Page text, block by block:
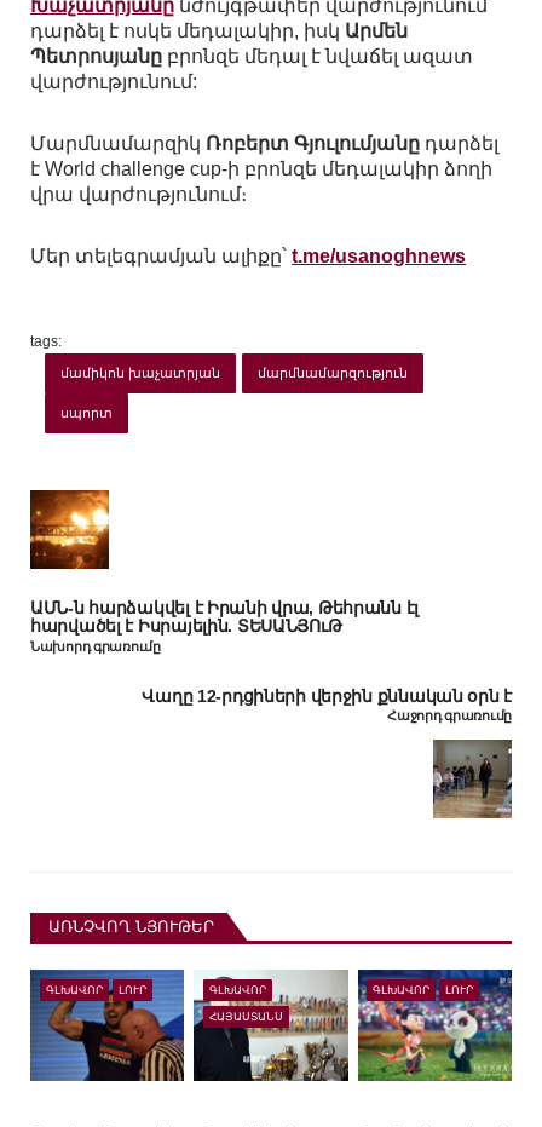
Խաչատրյանընժույգթափեր վարժությունում
դարձել է ոսկե մեդալակիր, իսկ Արմեն
Պետրոսյանը բրոնզե մեդալ է նվաճել ազատ
վարժությունում:
Մարմնամարզիկ Ռոբերտ Գյուլումյանը դարձել
է World challenge cup-ի բրոնզե մեդալակիր ձողի
վրա վարժությունում։
Մեր տելեգրամյան ալիքը՝ t.me/usanoghnews
tags:
մամիկոն խաչատրյան մարմնամարզություն
սպորտ
ԱՄՆ-ն հարձակվել է Իրանի վրա, Թեհրանն էլ
հարվածել է Իսրայելին. ՏԵՍԱՆՅՈւԹ
Նախորդ գրառումը
Վաղը 12-րդցիների վերջին քննական օրն է
Հաջորդ գրառումը
ԱՌՆՉՎՈՂ ՆՅՈՒԹԵՐ
ԳԼԽԱՎՈՐ ԼՈՒՐ ԳԼԽԱՎՈՐ
ՀԱՅԱՍՏԱՆՍ
ԳԼԽԱՎՈՐ ԼՈՒՐ